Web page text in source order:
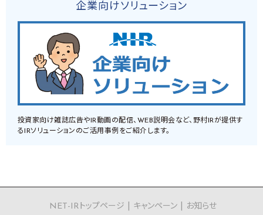
企業向けソリューション
投資家向け雑誌広告やIR動画の配信、WEB説明会など、野村IRが提供す
るIRソリューションのご活用事例をご紹介します。
NET-IRトップページ キャンペーン
お知らせ